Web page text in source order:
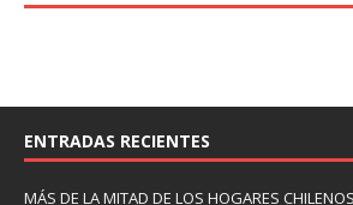
ENTRADAS RECIENTES
MÁS DE LA MITAD DE LOS HOGARES